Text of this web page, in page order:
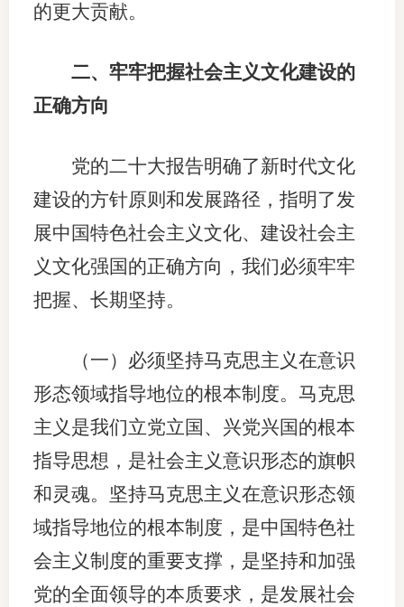
的更大贡献。
二、牢牢把握社会主义文化建设的
正确方向
党的二十大报告明确了新时代文化
建设的方针原则和发展路径，指明了发
展中国特色社会主义文化、建设社会主
义文化强国的正确方向，我们必须牢牢
把握、长期坚持。
（一）必须坚持马克思主义在意识
形态领域指导地位的根本制度。马克思
主义是我们立党立国、兴党兴国的根本
指导思想，是社会主义意识形态的旗帜
和灵魂。坚持马克思主义在意识形态领
域指导地位的根本制度，是中国特色社
会主义制度的重要支撑，是坚持和加强
党的全面领导的本质要求，是发展社会